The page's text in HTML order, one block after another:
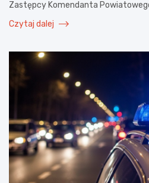
Zastępcy Komendanta
Czytaj dalej